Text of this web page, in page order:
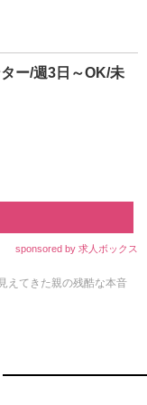
ー/週3日～OK/未
sponsored by 求人ボックス
えてきた親の残酷な本音